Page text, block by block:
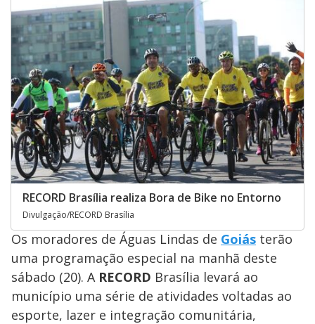
RECORD Brasília realiza Bora de Bike no Entorno
Divulgação/RECORD Brasília
Os moradores de Águas Lindas de Goiás terão
uma programação especial na manhã deste
sábado (20). A RECORD Brasília levará ao
município uma série de atividades voltadas ao
esporte, lazer e integração comunitária,